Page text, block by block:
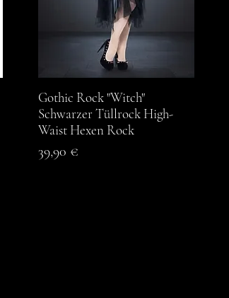
Schnellansicht
Gothic Rock "Witch"
Schwarzer Tüllrock High-
Waist Hexen Rock
Preis
39,90 €